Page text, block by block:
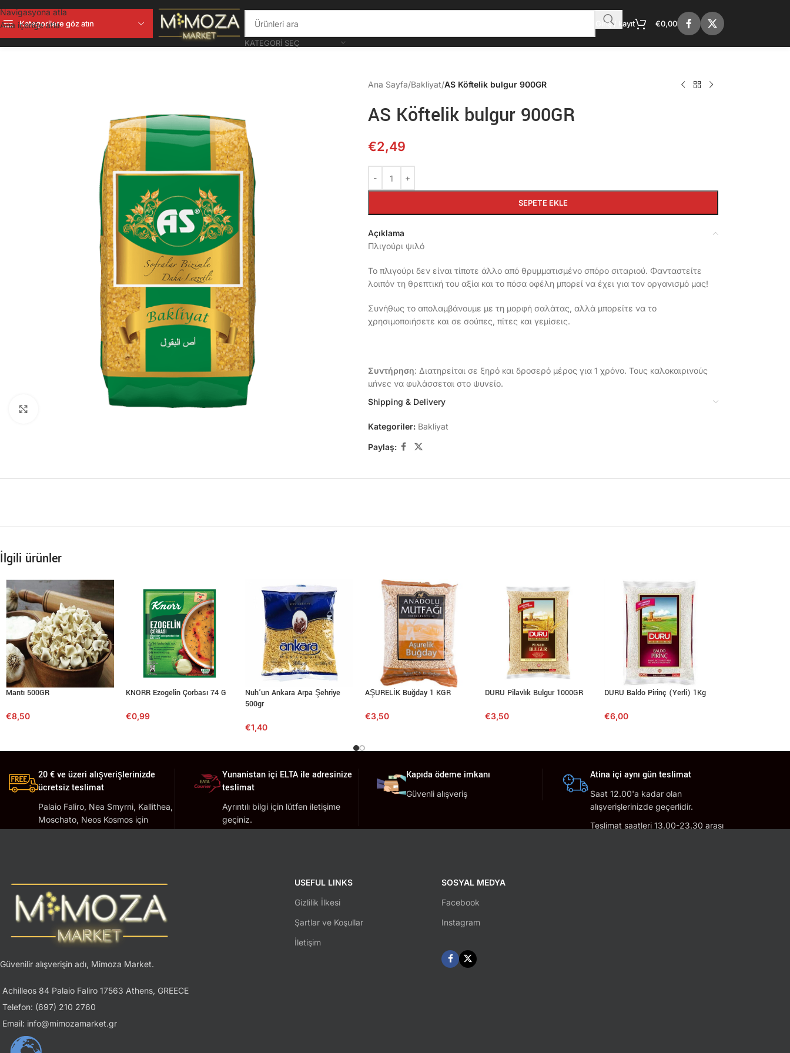
Navigasyona atla
Ana içeriğe atla
Kategorilere göz atın
KATEGORI SEÇ
Giriş / kayıt €0,00
Büyütmek için tıklayın
Ana Sayfa/Bakliyat/AS Köftelik bulgur 900GR
AS Köftelik bulgur 900GR
€2,49
SEPETE EKLE
Açıklama
Πλιγούρι ψιλό
Το πλιγούρι δεν είναι τίποτε άλλο από θρυμματισμένο σπόρο σιταριού. Φανταστείτε
λοιπόν τη θρεπτική του αξία και το πόσα οφέλη μπορεί να έχει για τον οργανισμό μας!
Συνήθως το απολαμβάνουμε με τη μορφή σαλάτας, αλλά μπορείτε να το
χρησιμοποιήσετε και σε σούπες, πίτες και γεμίσεις.
Συντήρηση: Διατηρείται σε ξηρό και δροσερό μέρος για 1 χρόνο. Τους καλοκαιρινούς
μήνες να φυλάσσεται στο ψυγείο.
Προέλευση: Τουρκία
Shipping & Delivery
Kategoriler: Bakliyat
Paylaş:
İlgili ürünler
Mantı 500GR
€8,50
KNORR Ezogelin Çorbası 74 G
€0,99
Nuh’un Ankara Arpa Şehriye
500gr
€1,40
AŞURELİK Buğday 1 KGR
€3,50
DURU Pilavlık Bulgur 1000GR
€3,50
DURU Baldo Pirinç (Yerli) 1Kg
€6,00
20 € ve üzeri alışverişlerinizde
ücretsiz teslimat
Palaio Faliro, Nea Smyrni, Kallithea,
Moschato, Neos Kosmos için
geçerlidir.
Yunanistan içi ELTA ile adresinize
teslimat
Ayrıntılı bilgi için lütfen iletişime
geçiniz.
Kapıda ödeme imkanı
Güvenli alışveriş
Atina içi aynı gün teslimat
Saat 12.00'a kadar olan
alışverişlerinizde geçerlidir.
Teslimat saatleri 13.00-23.30 arası
Güvenilir alışverişin adı, Mimoza Market.
Achilleos 84 Palaio Faliro 17563 Athens, GREECE
Telefon: (697) 210 2760
Email: info@mimozamarket.gr
USEFUL LINKS
Gizlilik İlkesi
Şartlar ve Koşullar
İletişim
SOSYAL MEDYA
Facebook
Instagram